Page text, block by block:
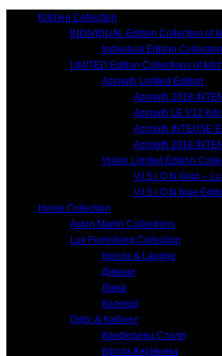
Kitchen Collection
INDIVIDUAL Edition Collection of
Individual Edition Collection
LIMITED Edition Collections of
Azimuth Limited Edition
Azimuth 2018
Azimuth LE.V12
Azimuth INTENSE
Azimuth 2018
Vision Limited Edition
V.I.S.I.O.N Gold –
V.I.S.I.O.N blue
Home Collection
Aston Martin Collections
Lux Furnishing Collection
Крісла & Launge
Дивани
Ліжка
Колекції
Офіс & Кабінет
Конференц Столи
Крісла Керівника